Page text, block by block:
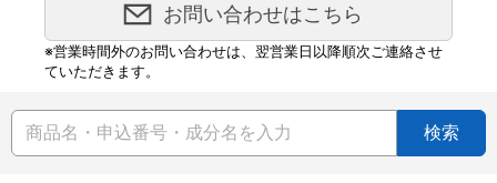
お問い合わせはこちら
※営業時間外のお問い合わせは、翌営業日以降順次ご連絡させ
ていただきます。
検索